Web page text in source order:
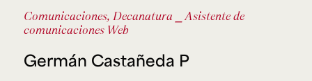
Posgrados
Ext. 4925
Educación
Germán Castañeda P
Comunicaciones, Decanatura
⎯ Asistente de
comunicaciones Web